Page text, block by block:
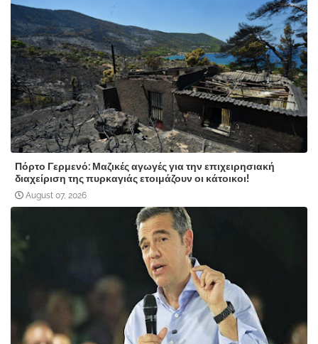
Πόρτο Γερμενό: Μαζικές αγωγές για την επιχειρησιακή
διαχείριση της πυρκαγιάς ετοιμάζουν οι κάτοικοι!
August 07, 2026